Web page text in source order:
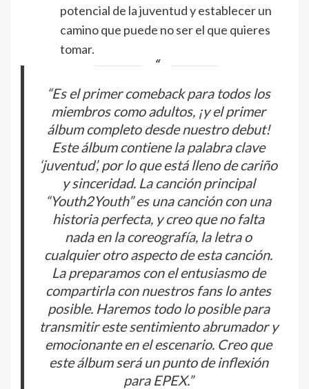
potencial de la juventud y establecer un
camino que puede no ser el que quieres
tomar.
“Es el primer comeback para todos los
miembros como adultos, ¡y el primer
álbum completo desde nuestro debut!
Este álbum contiene la palabra clave
‘juventud’, por lo que está lleno de cariño
y sinceridad. La canción principal
“Youth2Youth” es una canción con una
historia perfecta, y creo que no falta
nada en la coreografía, la letra o
cualquier otro aspecto de esta canción.
La preparamos con el entusiasmo de
compartirla con nuestros fans lo antes
posible. Haremos todo lo posible para
transmitir este sentimiento abrumador y
emocionante en el escenario. Creo que
este álbum será un punto de inflexión
para EPEX.”